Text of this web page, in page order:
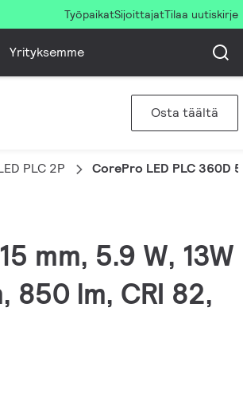
TyöpaikatSijoittajatTilaa uutiskirje
Yrityksemme
Osta täältä
PLC 2P CorePro LED PLC 360D
mm, 5.9 W, 13W
850 lm, CRI 82,